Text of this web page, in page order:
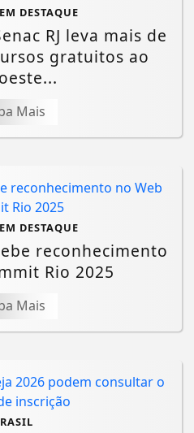
DESTAQUE
RJ leva mais de
gratuitos ao
Mais
DESTAQUE
reconhecimento
Rio 2025
Mais